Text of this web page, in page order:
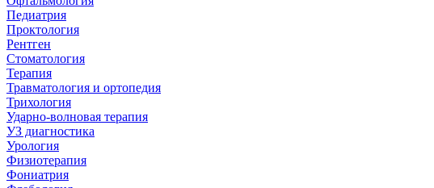
Педиатрия
Проктология
Рентген
Стоматология
Терапия
Травматология и ортопедия
Трихология
Ударно-волновая терапия
УЗ диагностика
Урология
Физиотерапия
Фониатрия